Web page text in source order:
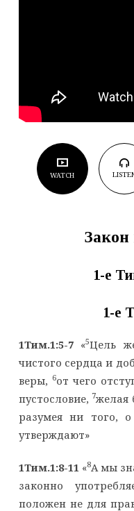
WATCH
Закон
1-е
1-е
1Тим.1:5-7«5Цель
чистого сердца и
веры, 6от чего
пустословие, 7желая
разумея ни того,
утверждают»
1Тим.1:8-11 «8А мы
законно
положен не для